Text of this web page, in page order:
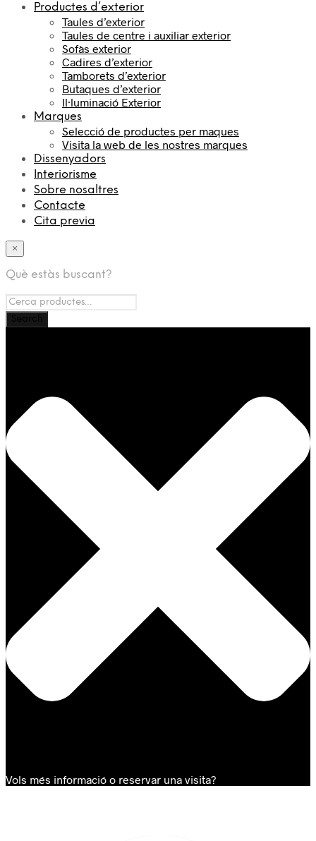
Productes d’exterior
Taules d’exterior
Taules de centre i auxiliar exterior
Sofàs exterior
Cadires d’exterior
Tamborets d’exterior
Butaques d’exterior
Il·luminació Exterior
Marques
Selecció de productes per maques
Visita la web de les nostres marques
Dissenyadors
Interiorisme
Sobre nosaltres
Contacte
Cita previa
×
Què estàs buscant?
Vols més informació o reservar una visita?